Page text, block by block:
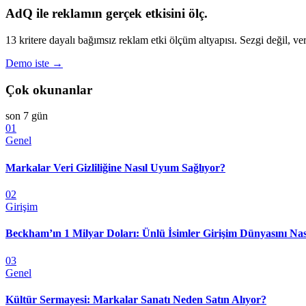
AdQ ile reklamın gerçek etkisini ölç.
13 kritere dayalı bağımsız reklam etki ölçüm altyapısı. Sezgi değil,
Demo iste →
Çok okunanlar
son 7 gün
01
Genel
Markalar Veri Gizliliğine Nasıl Uyum Sağlıyor?
02
Girişim
Beckham’ın 1 Milyar Doları: Ünlü İsimler Girişim Dünyasını
03
Genel
Kültür Sermayesi: Markalar Sanatı Neden Satın Alıyor?